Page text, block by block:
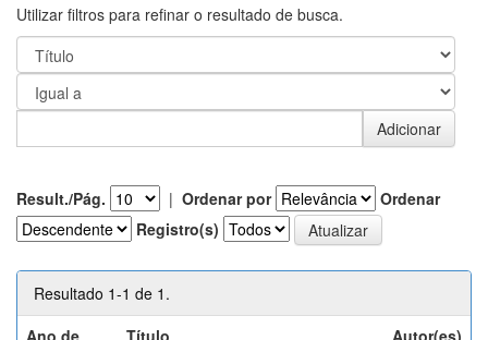
Utilizar filtros para refinar o resultado de busca.
Result./Pág. | Ordenar por
Ordenar
Registro(s)
Resultado 1-1 de 1.
Ano de
Título Autor(es)